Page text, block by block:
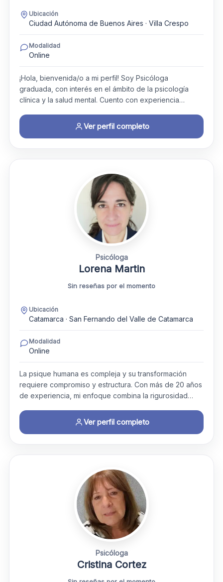
Ubicación
Ciudad Autónoma de Buenos Aires · Villa Crespo
Modalidad
Online
¡Hola, bienvenida/o a mi perfil! Soy Psicóloga
graduada, con interés en el ámbito de la psicología
clínica y la salud mental. Cuento con experiencia…
Ver perfil completo
Psicóloga
Lorena Martin
Sin reseñas por el momento
Ubicación
Catamarca · San Fernando del Valle de Catamarca
Modalidad
Online
La psique humana es compleja y su transformación
requiere compromiso y estructura. Con más de 20 años
de experiencia, mi enfoque combina la rigurosidad…
Ver perfil completo
Psicóloga
Cristina Cortez